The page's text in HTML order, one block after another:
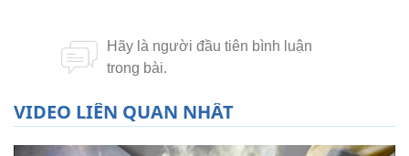
VIDEO LIÊN QUAN NHẤT